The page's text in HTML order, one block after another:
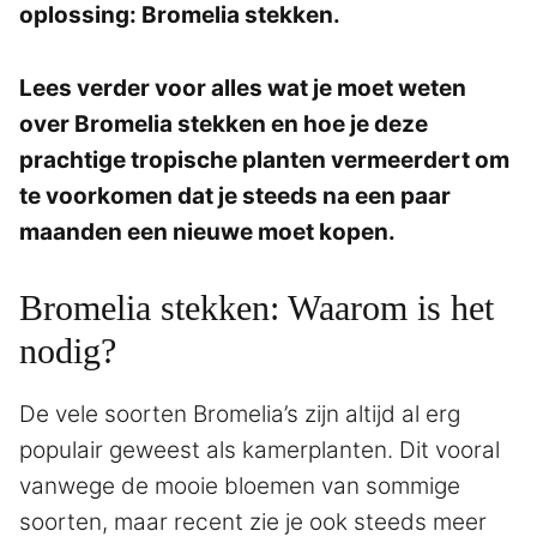
oplossing: Bromelia stekken.
Lees verder voor alles wat je moet weten
over Bromelia stekken en hoe je deze
prachtige tropische planten vermeerdert om
te voorkomen dat je steeds na een paar
maanden een nieuwe moet kopen.
Bromelia stekken: Waarom is het
nodig?
De vele soorten Bromelia’s zijn altijd al erg
populair geweest als kamerplanten. Dit vooral
vanwege de mooie bloemen van sommige
soorten, maar recent zie je ook steeds meer